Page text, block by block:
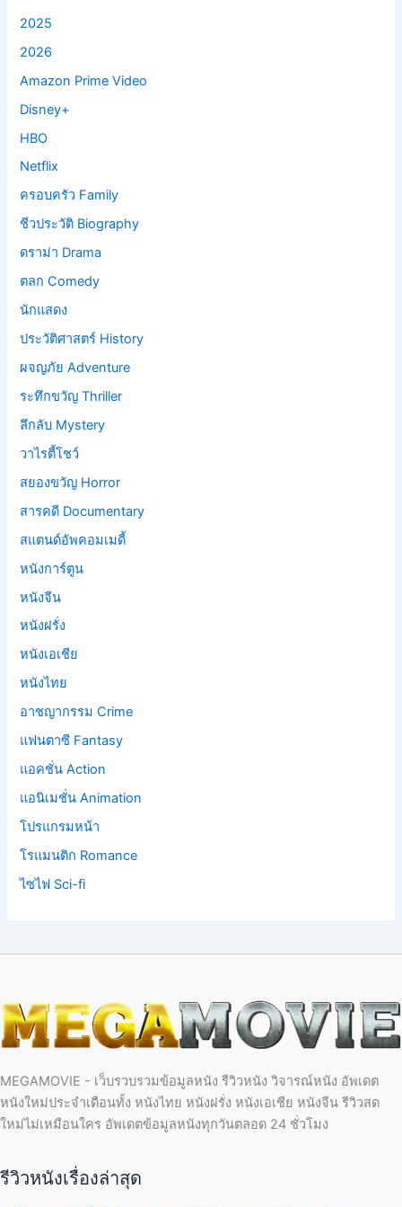
2025
2026
Amazon Prime Video
Disney+
HBO
Netflix
ครอบครัว Family
ชีวประวัติ Biography
ดราม่า Drama
ตลก Comedy
นักแสดง
ประวัติศาสตร์ History
ผจญภัย Adventure
ระทึกขวัญ Thriller
ลึกลับ Mystery
วาไรตี้โชว์
สยองขวัญ Horror
สารคดี Documentary
สแตนด์อัพคอมเมดี้
หนังการ์ตูน
หนังจีน
หนังฝรั่ง
หนังเอเชีย
หนังไทย
อาชญากรรม Crime
แฟนตาซี Fantasy
แอคชั่น Action
แอนิเมชั่น Animation
โปรแกรมหน้า
โรแมนติก Romance
ไซไฟ Sci-fi
MEGAMOVIE - เว็บรวบรวมข้อมูลหนัง รีวิวหนัง วิจารณ์หนัง อัพเดต
หนังใหม่ประจำเดือนทั้ง หนังไทย หนังฝรั่ง หนังเอเชีย หนังจีน รีวิวสด
ใหม่ไม่เหมือนใคร อัพเดตข้อมูลหนังทุกวันตลอด 24 ชั่วโมง
รีวิวหนังเรื่องล่าสุด